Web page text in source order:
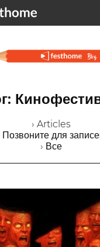
› Articles
Позвоните для
› Все